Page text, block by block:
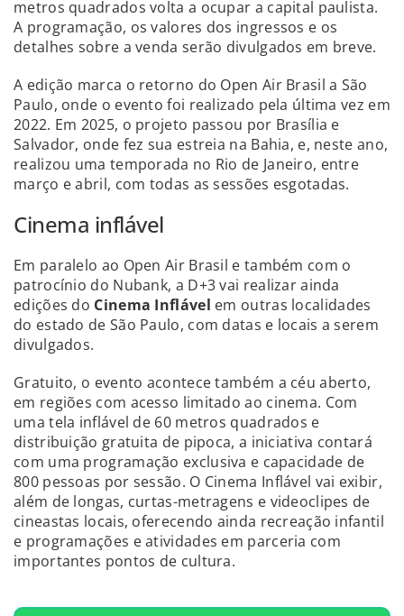
metros quadrados volta a ocupar a capital paulista.
A programação, os valores dos ingressos e os
detalhes sobre a venda serão divulgados em breve.
A edição marca o retorno do Open Air Brasil a São
Paulo, onde o evento foi realizado pela última vez em
2022. Em 2025, o projeto passou por Brasília e
Salvador, onde fez sua estreia na Bahia, e, neste ano,
realizou uma temporada no Rio de Janeiro, entre
março e abril, com todas as sessões esgotadas.
Cinema inflável
Em paralelo ao Open Air Brasil e também com o
patrocínio do Nubank, a D+3 vai realizar ainda
edições do Cinema Inflável em outras localidades
do estado de São Paulo, com datas e locais a serem
divulgados.
Gratuito, o evento acontece também a céu aberto,
em regiões com acesso limitado ao cinema. Com
uma tela inflável de 60 metros quadrados e
distribuição gratuita de pipoca, a iniciativa contará
com uma programação exclusiva e capacidade de
800 pessoas por sessão. O Cinema Inflável vai exibir,
além de longas, curtas-metragens e videoclipes de
cineastas locais, oferecendo ainda recreação infantil
e programações e atividades em parceria com
importantes pontos de cultura.